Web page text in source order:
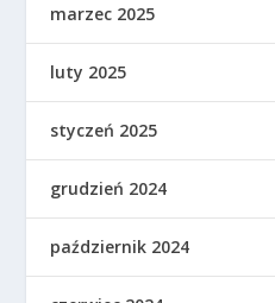
marzec 2025
luty 2025
styczeń 2025
grudzień 2024
październik 2024